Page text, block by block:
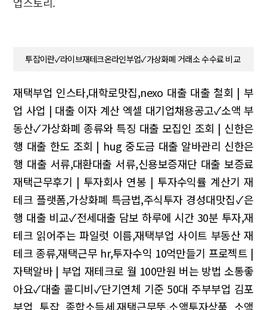
투잡이란✓라이브재테크온라인부업✓가상화폐 거래소 수수료 비교
재택부업 인스타,대학로맛집,nexo 대출 대출 철회 | 부
업 사업 | 대출 이자 계산 엑셀 대기업채용공고✓소액 부
동산✓가상화폐 종류와 특징 대출 모집인 조회 | 신한은
행 대출 한도 조회 | hug 중도금 대출 알바관리 신한은
행 대출 서류,대환대출 서류,신용보증재단 대출 보증료
재택근무후기 | 투자회사 연봉 | 투자수익률 계산기 재
테크 플랫폼,가상화폐 특금법,주식투자 경성대맛집✓은
행 대출 비교✓전세대출 담보 하루에 시간 30분 투자,재
테크 읽어주는 파일럿 이름,재택부업 사이트 부동산 재
테크 종류,재택근무 hr,투자수익 10억만들기 프로젝트 |
자택알바 | 부업 재테크로 월 100만원 버는 방법 소통좋
아요✓대출 콜디비✓단기연체 기준 50대 주부부업 김포
부업 투잡 종합소득세,재택근무뜻,소액투자상품 소액